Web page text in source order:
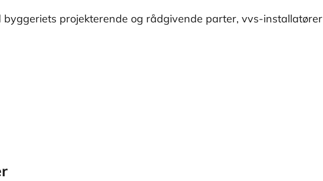
projekterende og rådgivende parter, vvs-installatører